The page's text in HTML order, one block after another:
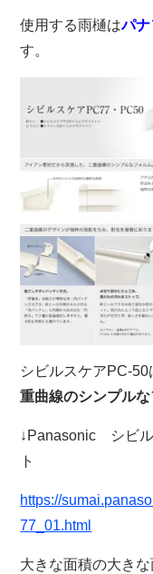
使用する雨樋はパ
す。
シビルスケアPC-50
重曲線のシンプルな
↓Panasonic シビ
ト
https://
77_01.html
大きな面積の大きな